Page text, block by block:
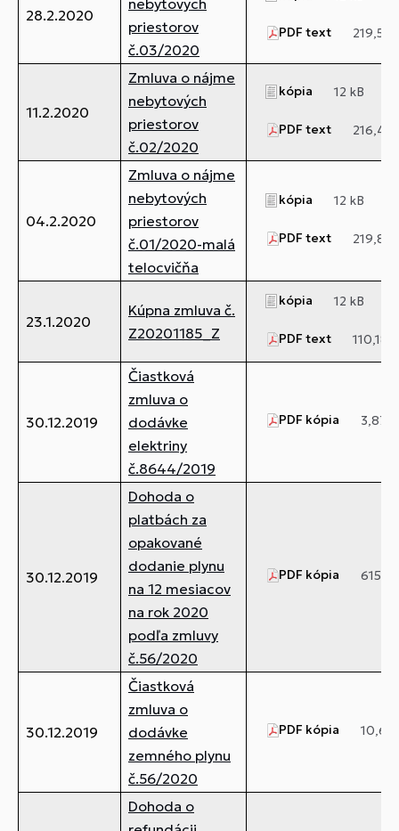
28.2.2020
nebytových
priestorov
č.03/2020
PDF text 219,58
11.2.2020
Zmluva o nájme
nebytových
priestorov
č.02/2020
kópia 12 kB
PDF text 216,47
04.2.2020
Zmluva o nájme
nebytových
priestorov
č.01/2020-malá
telocvičňa
kópia 12 kB
PDF text 219,88
23.1.2020
Kúpna zmluva č.
Z20201185_Z
kópia 12 kB
PDF text 110,18
30.12.2019
Čiastková
zmluva o
dodávke
elektriny
č.8644/2019
PDF kópia 3,87
30.12.2019
Dohoda o
platbách za
opakované
dodanie plynu
na 12 mesiacov
na rok 2020
podľa zmluvy
č.56/2020
PDF kópia
30.12.2019
Čiastková
zmluva o
dodávke
zemného plynu
č.56/2020
PDF kópia 10,66
Dohoda o